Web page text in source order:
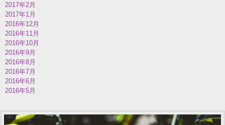
2017年2月
2017年1月
2016年12月
2016年11月
2016年10月
2016年9月
2016年8月
2016年7月
2016年6月
2016年5月